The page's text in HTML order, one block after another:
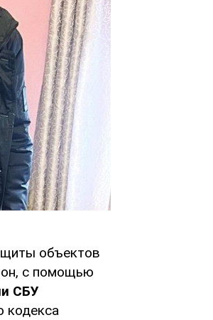
объектов
с помощью
СБУ
кодекса